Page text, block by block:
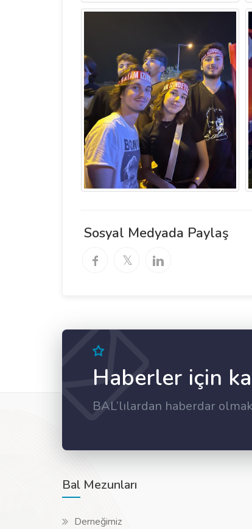
Sosyal Medyada Paylaş
Haberler için
BAL’lılardan haberdar
Bal Mezunları
Derneğimiz